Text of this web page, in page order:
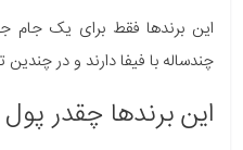
این برندها فقط برای یک جام
چندساله با فیفا دارند و در
این برندها چقدر